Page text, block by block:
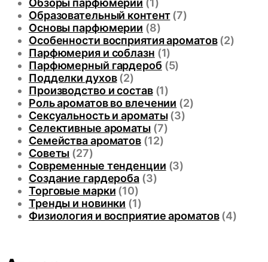
Обзоры парфюмерии (1)
Образовательный контент(7)
Основы парфюмерии (8)
Особенности восприятия ароматов(2)
Парфюмерия и соблазн (1)
Парфюмерный гардероб (5)
Подделки духов(2)
Производство и состав(1)
Роль ароматов во влечении (2)
Сексуальность и ароматы(3)
Селективные ароматы(7)
Семейства ароматов(12)
Советы (27)
Современные тенденции (3)
Создание гардероба(3)
Торговые марки (10)
Тренды и новинки (1)
Физиология и восприятие ароматов(4)